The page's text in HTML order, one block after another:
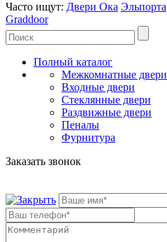
Часто ищут: Двери Ока Эльпорта
Graddoor
Полный каталог
Межкомнатные двери
Входные двери
Стеклянные двери
Раздвижные двери
Пеналы
Фурнитура
Заказать звонок